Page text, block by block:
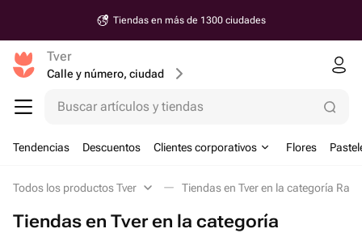
Tiendas en más de 1300 ciudades
Tver
Calle y número, ciudad
Buscar artículos y tiendas
Tendencias Descuentos Clientes corporativos Flores
Todos los productos Tver Tiendas en Tver en la categoría
Tiendas en Tver en la categoría